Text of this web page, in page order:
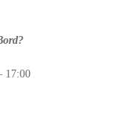
17:00